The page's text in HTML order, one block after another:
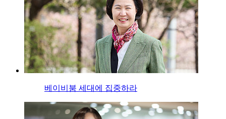
베이비붐 세대에 집중하라